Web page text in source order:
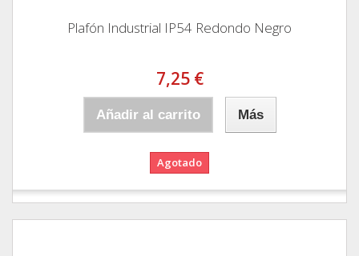
Plafón Industrial IP54 Redondo Negro
7,25 €
Añadir al carrito Más
Agotado